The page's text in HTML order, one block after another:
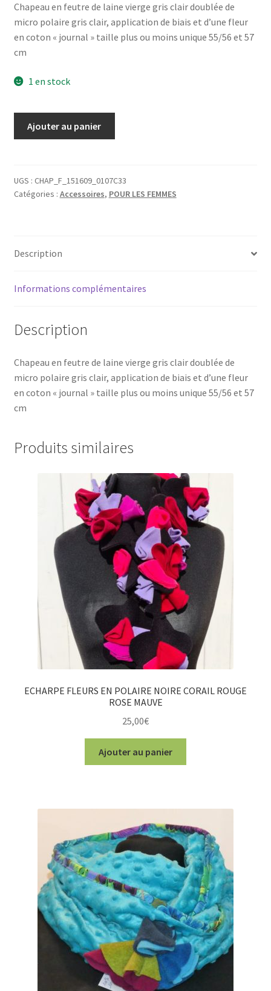
Chapeau en feutre de laine vierge gris clair doublée de
micro polaire gris clair, application de biais et d’une fleur
en coton « journal » taille plus ou moins unique 55/56 et 57
cm
1 en stock
feutre
gris
journal
Ajouter au panier
UGS : CHAP_F_151609_0107C33
Catégories : Accessoires, POUR LES FEMMES
Description
Informations complémentaires
Description
Chapeau en feutre de laine vierge gris clair doublée de
micro polaire gris clair, application de biais et d’une fleur
en coton « journal » taille plus ou moins unique 55/56 et 57
cm
Produits similaires
ECHARPE FLEURS EN POLAIRE NOIRE CORAIL ROUGE
ROSE MAUVE
25,00€
Ajouter au panier